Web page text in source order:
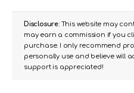
Disclosure:This website may
may earn a commission if you
purchase. I only recommend
personally use and believe will
support is appreciated!